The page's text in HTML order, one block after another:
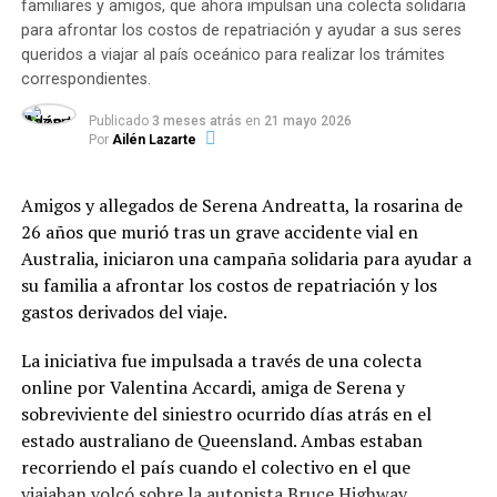
oficios (34,3%) , lasactividades deportivas (22,8%),
laspropuestas culturales (14,3%)y otras acciones
comunitarias (28,6%).
Financiamiento, control e inversión
La red se enmarca en la
Ordenanza N.º 12.937
(sancionada en 2024), la cual creó elFondo de
Asistencia Alimentaria
. Este programa se financia
mediante una alícuota específica del Derecho de
Registro e Inspección (DREI) abonado por bancos y
entidades financieras.
Los fondos se destinan al abastecimiento de insumos,
equipamiento de cocina y mejoras de infraestructura
edilicia. Como contraparte, la norma contempla el
Registro Municipal de Comedores y Merenderos
Varias dotaciones de Bomberos tuvieron que desplegar
un operativo contrarreloj para frenar el avance del
fuego, el cual amenazaba con alcanzar algunas
estructuras edilicias y viviendas cercanas. Tras largas
siniestro, confirmando que las pérdidas materiales
afectaron principalmente a decenas de hectáreas de
malezas y monte natural. Por su parte, el felino que
desencadenó el incidente logró huir del lugar apenas se
iniciaron las primeras llamas, perdiéndose en la
familiares y amigos, que ahora impulsan una colecta solidaria
para afrontar los costos de repatriación y ayudar a sus seres
queridos a viajar al país oceánico para realizar los trámites
correspondientes.
Publicado 3 meses atrás en 21 mayo 2026
Por Ailén Lazarte
Amigos y allegados de Serena Andreatta, la rosarina de
26 años que murió tras un grave accidente vial en
Australia, iniciaron una campaña solidaria para ayudar a
su familia a afrontar los costos de repatriación y los
gastos derivados del viaje.
La iniciativa fue impulsada a través de una colecta
online por Valentina Accardi, amiga de Serena y
sobreviviente del siniestro ocurrido días atrás en el
estado australiano de Queensland. Ambas estaban
recorriendo el país cuando el colectivo en el que